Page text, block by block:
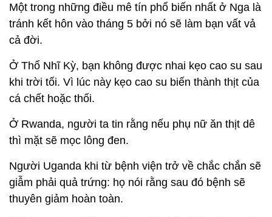
Một trong những điều mê tín phổ biến nhất ở Nga là
tránh kết hôn vào tháng 5 bởi nó sẽ làm bạn vất vả
cả đời.
Ở Thổ Nhĩ Kỳ, bạn không được nhai kẹo cao su sau
khi trời tối. Vì lúc này kẹo cao su biến thành thịt của
cá chết hoặc thối.
Ở Rwanda, người ta tin rằng nếu phụ nữ ăn thịt dê
thì mặt sẽ mọc lông đen.
Người Uganda khi từ bệnh viện trở về chắc chắn sẽ
giẫm phải quả trứng: họ nói rằng sau đó bệnh sẽ
thuyên giảm hoàn toàn.